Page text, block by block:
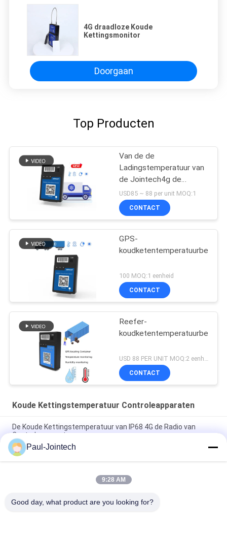
4G draadloze Koude
Kettingsmonitor
Doorgaan
Top Producten
Van de de
Ladingstemperatuur van
de Jointech4g de
Draadloze Koude Ketting
van de de
Vochtigheidssensor
USD85 ~ 88 per unit MOQ:1
CONTACT
GPS-
100 MOQ:1 eenheid
CONTACT
Reefer-
USD 88 PER UNIT MOQ:2 eenheid
CONTACT
Koude Kettingstemperatuur Controleapparaten
De Koude Kettingstemperatuur van IP68 4G de Radio van
Controleapparaten
De elektronische Bluetooth-van het de Drijversslot van
Diefstal Bestand GPS Certificatie van Ce
Het weerbestendige Slot van Koude Kettingsgps, de Koude
Paul-Jointech
9:28 AM
Good day, what product are you looking for?